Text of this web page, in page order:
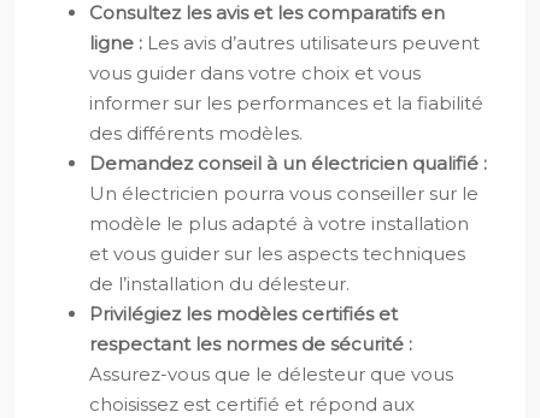
Consultez les avis et les comparatifs en
ligne : Les avis d’autres utilisateurs peuvent
vous guider dans votre choix et vous
informer sur les performances et la fiabilité
des différents modèles.
Demandez conseil à un électricien qualifié :
Un électricien pourra vous conseiller sur le
modèle le plus adapté à votre installation
et vous guider sur les aspects techniques
de l’installation du délesteur.
Privilégiez les modèles certifiés et
respectant les normes de sécurité :
Assurez-vous que le délesteur que vous
choisissez est certifié et répond aux